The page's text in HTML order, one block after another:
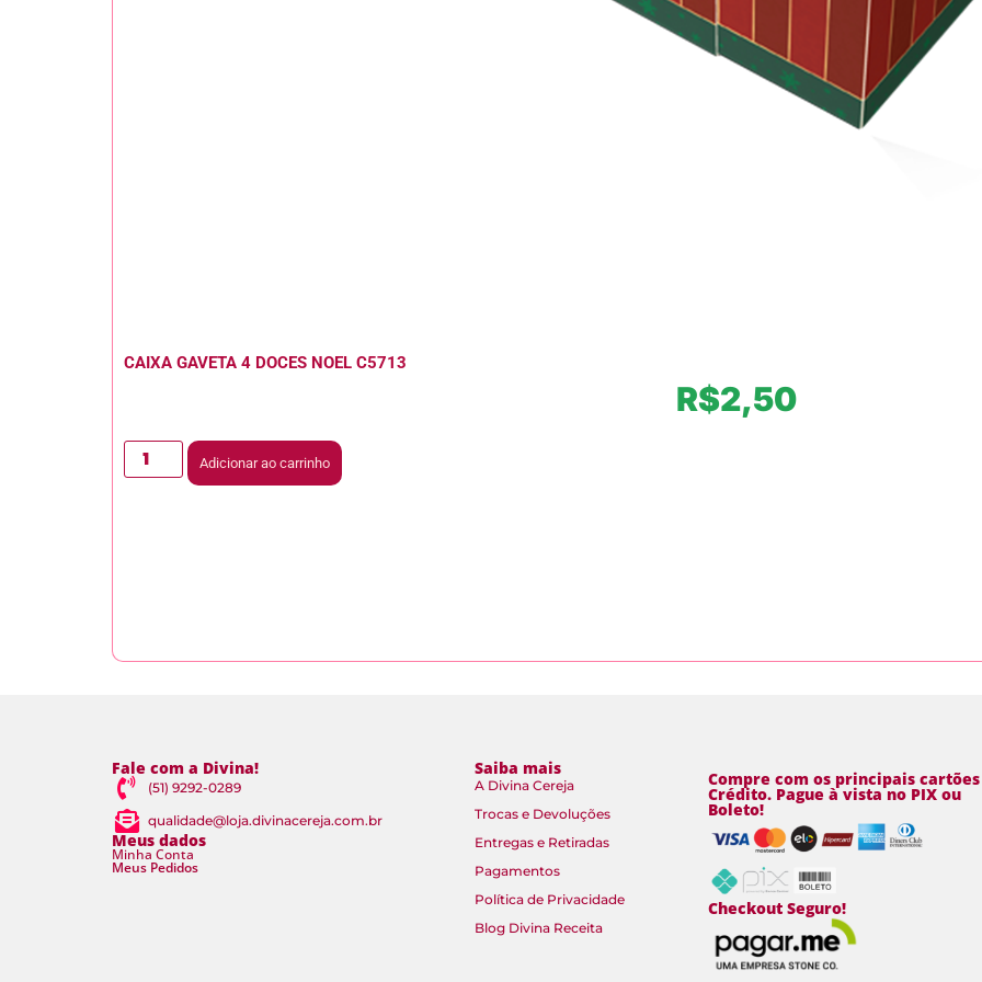
CAIXA GAVETA 4 DOCES NOEL C5713
R$2,50
Adicionar ao carrinho
Fale com a Divina!
(51) 9292-0289
qualidade@loja.divinacereja.com.br
Meus dados
Minha Conta
Meus Pedidos
Saiba mais
A Divina Cereja
Trocas e Devoluções
Entregas e Retiradas
Pagamentos
Política de Privacidade
Blog Divina Receita
Compre com os principais cartões
Crédito. Pague à vista no PIX ou
Boleto!
Checkout Seguro!